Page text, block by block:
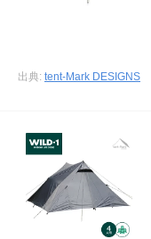
出典: tent-Mark DESIGNS